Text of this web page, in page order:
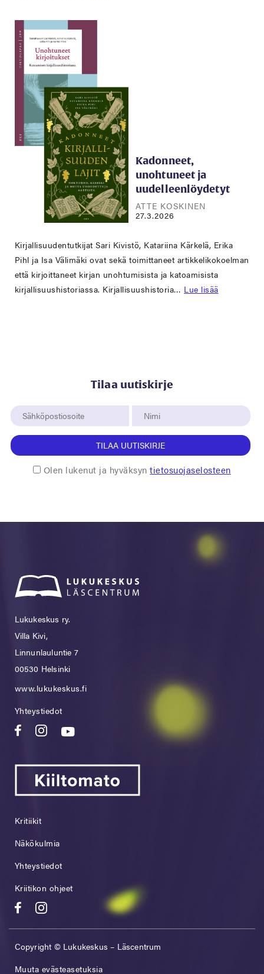
Kadonneet,
unohtuneet ja
uudelleenlöydetyt
ATTE KOSKINEN
27.3.2026
Kirjallisuudentutkijat Sari Kivistö, Katariina Kärkelä, Erika
Pihl ja Isa Välimäki ovat sekä toimittaneet artikkelikokoelman
että kirjoittaneet kirjan unohtumisista ja katoamisista
kirjallisuushistoriassa. Kirjallisuushistoria… Lue lisää
Tilaa uutiskirje
TILAA UUTISKIRJE
Olen lukenut ja hyväksyntietosuojaselosteen
Lukukeskus ry.
Villa Kivi,
Linnunlauluntie 7
00530 Helsinki
www.lukukeskus.fi
Yhteystiedot
Kritiikit
Näkökulmia
Yhteystiedot
Kriitikon ohjeet
Copyright © Lukukeskus – Läscentrum
Muuta evästeasetuksia